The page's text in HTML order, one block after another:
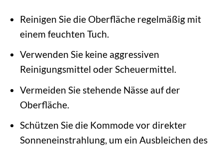
Reinigen Sie die Oberfläche regelmäßig mit
einem feuchten Tuch.
Verwenden Sie keine aggressiven
Reinigungsmittel oder Scheuermittel.
Vermeiden Sie stehende Nässe auf der
Oberfläche.
Schützen Sie die Kommode vor direkter
Sonneneinstrahlung, um ein Ausbleichen des